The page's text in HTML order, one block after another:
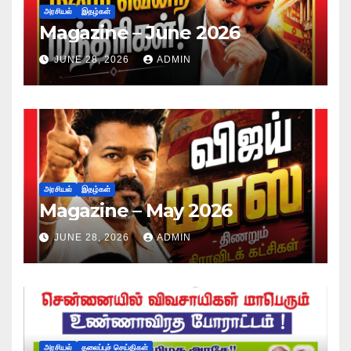
அரசியல் இதழ்கள்
Magazine – June 2026
JUNE 28, 2026 ADMIN
அரசியல் இதழ்கள்
Magazine – May 2026
JUNE 28, 2026 ADMIN
அரசியல் தலைப்புச் செய்திகள்